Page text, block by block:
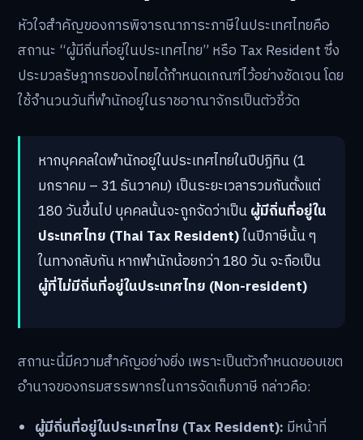
หัวใจสำคัญของการพิจารณาภาระภาษีในประเทศไทยคือ
สถานะ “ผู้มีถิ่นที่อยู่ในประเทศไทย” หรือ Tax Resident ซึ่ง
ประมวลรัษฎากรของไทยได้กำหนดเกณฑ์ไว้อย่างชัดเจน โดย
ใช้จำนวนวันที่พำนักอยู่ในราชอาณาจักรเป็นตัวชี้วัด
หากบุคคลใดพำนักอยู่ในประเทศไทยในปีปฏิทิน (1
มกราคม – 31 ธันวาคม) เป็นระยะเวลารวมกันตั้งแต่
180 วันขึ้นไป บุคคลนั้นจะถูกจัดว่าเป็นผู้มีถิ่นที่อยู่ใน
ประเทศไทย (Thai Tax Resident)ในปีภาษีนั้น ๆ
ในทางกลับกัน หากพำนักน้อยกว่า 180 วัน จะถือเป็น
ผู้ที่ไม่มีถิ่นที่อยู่ในประเทศไทย (Non-resident)
สถานะนี้มีความสำคัญอย่างยิ่ง เพราะเป็นตัวกำหนดขอบเขต
อำนาจของกรมสรรพากรในการจัดเก็บภาษี กล่าวคือ:
ผู้มีถิ่นที่อยู่ในประเทศไทย (Tax Resident): มีหน้าที่